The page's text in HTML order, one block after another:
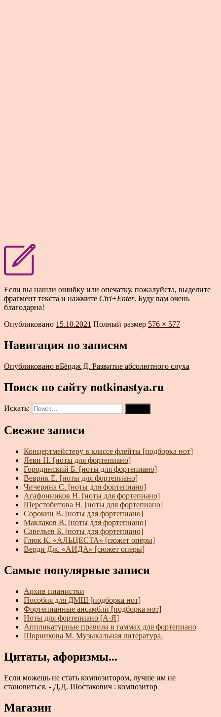
Если вы нашли ошибку или опечатку, пожалуйста, выделите
фрагмент текста и нажмите Ctrl+Enter. Буду вам очень
благодарна!
Опубликовано 15.10.2021 Полный размер 576 × 577
Навигация по записям
Опубликовано вБёрдж Д. Развитие абсолютного слуха
Поиск по сайту notkinastya.ru
Искать:
Свежие записи
Концертмейстеру в классе флейты [подборка нот]
Леви Н. [ноты для фортепиано]
Городинский Б. [ноты для фортепиано]
Веврик Е. [ноты для фортепиано]
Чичерина С. [ноты для фортепиано]
Агафонников Н. [ноты для фортепиано]
Шерстобитова Н. [ноты для фортепиано]
Сорокин В. [ноты для фортепиано]
Маклаков В. [ноты для фортепиано]
Савельев Б. [ноты для фортепиано]
Глюк К. «АЛЬЦЕСТА» [сюжет оперы]
Верди Дж. «АИДА» [сюжет оперы]
Самые популярные записи
Архив пианистки
Пособия для ДМШ [подборка нот]
Фортепианные ансамбли [подборка нот]
Ноты для фортепиано [А-Я]
Аппликатурные правила в гаммах для фортепиано
Шорникова М. Музыкальная литература.
Цитаты, афоризмы...
Если можешь не стать композитором, лучше им не
становиться. - Д.Д. Шостакович : композитор
Магазин